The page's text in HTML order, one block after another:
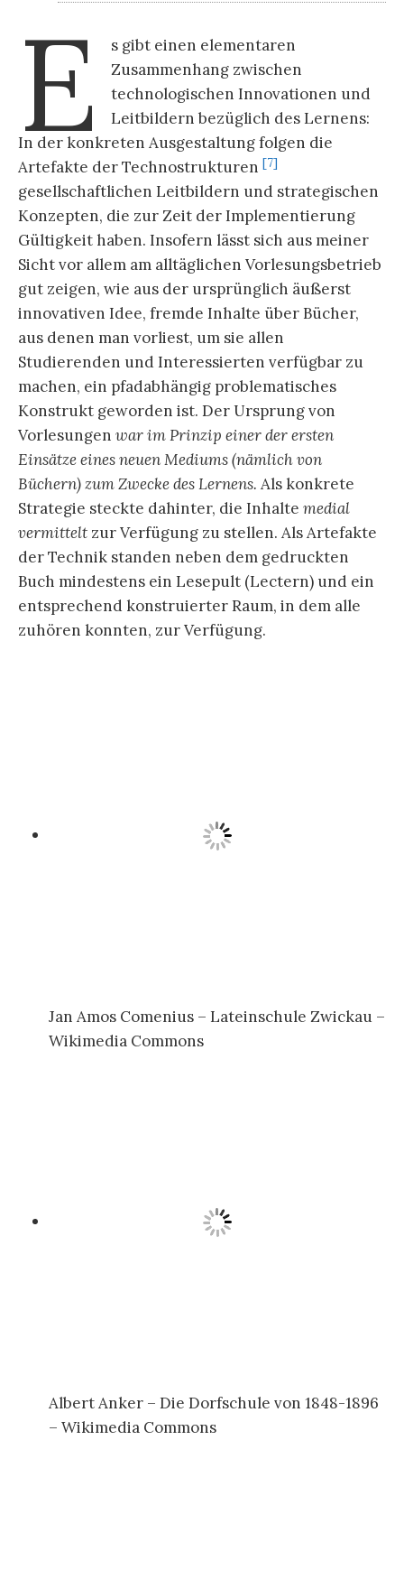
E
s gibt einen elementaren
Zusammenhang zwischen
technologischen Innovationen und
Leitbildern bezüglich des Lernens:
In der konkreten Ausgestaltung folgen die
Artefakte der Technostrukturen [7]
gesellschaftlichen Leitbildern und strategischen
Konzepten, die zur Zeit der Implementierung
Gültigkeit haben. Insofern lässt sich aus meiner
Sicht vor allem am alltäglichen Vorlesungsbetrieb
gut zeigen, wie aus der ursprünglich äußerst
innovativen Idee, fremde Inhalte über Bücher,
aus denen man vorliest, um sie allen
Studierenden und Interessierten verfügbar zu
machen, ein pfadabhängig problematisches
Konstrukt geworden ist. Der Ursprung von
Vorlesungen war im Prinzip einer der ersten
Einsätze eines neuen Mediums (nämlich von
Büchern) zum Zwecke des Lernens. Als konkrete
Strategie steckte dahinter, die Inhalte medial
vermittelt zur Verfügung zu stellen. Als Artefakte
der Technik standen neben dem gedruckten
Buch mindestens ein Lesepult (Lectern) und ein
entsprechend konstruierter Raum, in dem alle
zuhören konnten, zur Verfügung.
Jan Amos Comenius – Lateinschule Zwickau –
Wikimedia Commons
Albert Anker – Die Dorfschule von 1848-1896
– Wikimedia Commons